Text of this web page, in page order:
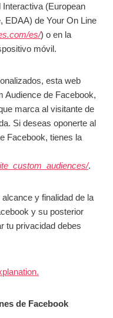
(European
EDAA) de Your On Line
es/) o en la
móvil.
esta web
Audience de Facebook,
marca al visitante de
Si deseas oponerte al
Facebook, tienes la
.
y finalidad de la
y su posterior
tu privacidad debes
de Facebook